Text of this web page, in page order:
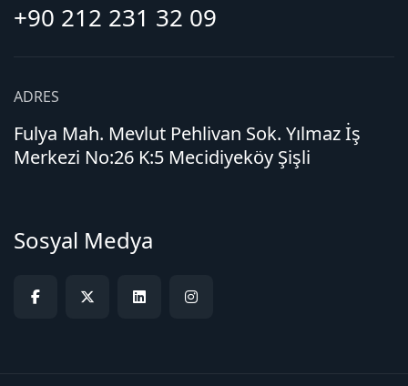
+90 212 231 32 09
ADRES
Fulya Mah. Mevlut Pehlivan Sok. Yılmaz İş
Merkezi No:26 K:5 Mecidiyeköy Şişli
Sosyal Medya